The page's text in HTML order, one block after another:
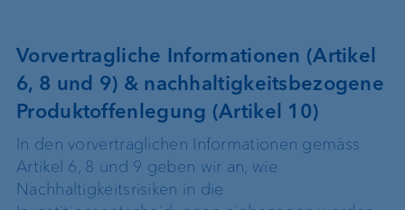
Vorvertragliche Informationen (Artikel
6, 8 und 9) & nachhaltigkeitsbezogene
Produktoffenlegung (Artikel 10)
In den vorvertraglichen Informationen gemäss
Artikel 6, 8 und 9 geben wir an, wie
Nachhaltigkeitsrisiken in die